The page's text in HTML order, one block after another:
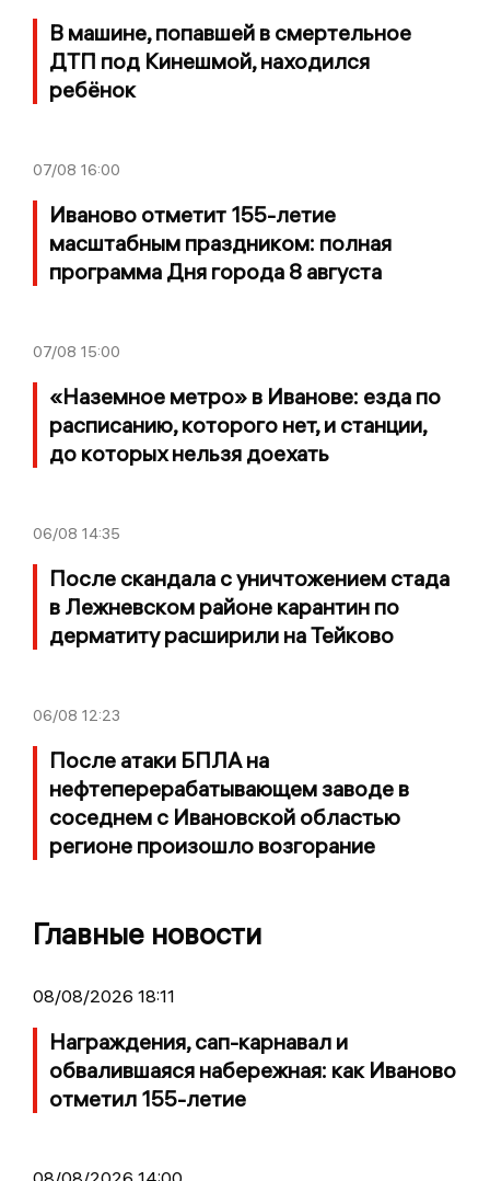
В машине, попавшей в смертельное
ДТП под Кинешмой, находился
ребёнок
07/08 16:00
Иваново отметит 155-летие
масштабным праздником: полная
программа Дня города 8 августа
07/08 15:00
«Наземное метро» в Иванове: езда по
расписанию, которого нет, и станции,
до которых нельзя доехать
06/08 14:35
После скандала с уничтожением стада
в Лежневском районе карантин по
дерматиту расширили на Тейково
06/08 12:23
После атаки БПЛА на
нефтеперерабатывающем заводе в
соседнем с Ивановской областью
регионе произошло возгорание
Главные новости
08/08/2026 18:11
Награждения, сап-карнавал и
обвалившаяся набережная: как Иваново
отметил 155-летие